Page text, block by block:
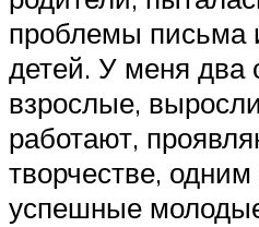
проблемы письма
детей. У меня два
взрослые,
работают,
творчестве,
успешные